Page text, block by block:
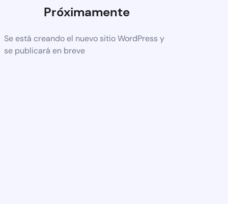
Próximamente
Se está creando el nuevo sitio WordPress y
se publicará en breve